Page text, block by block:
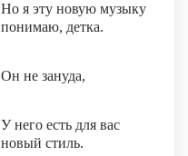
Но я эту новую музыку
понимаю, детка.
Он не зануда,
У него есть для вас
новый стиль.